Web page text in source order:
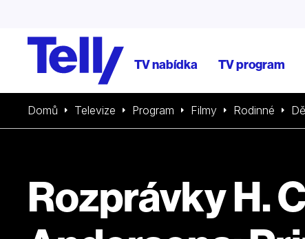
TV nabídka TV program
Domů Televize Program Filmy Rodinné
Rozprávky H.